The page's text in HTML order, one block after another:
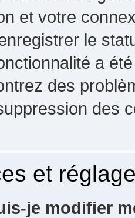
et votre
le
a
des
des
et
je modifier